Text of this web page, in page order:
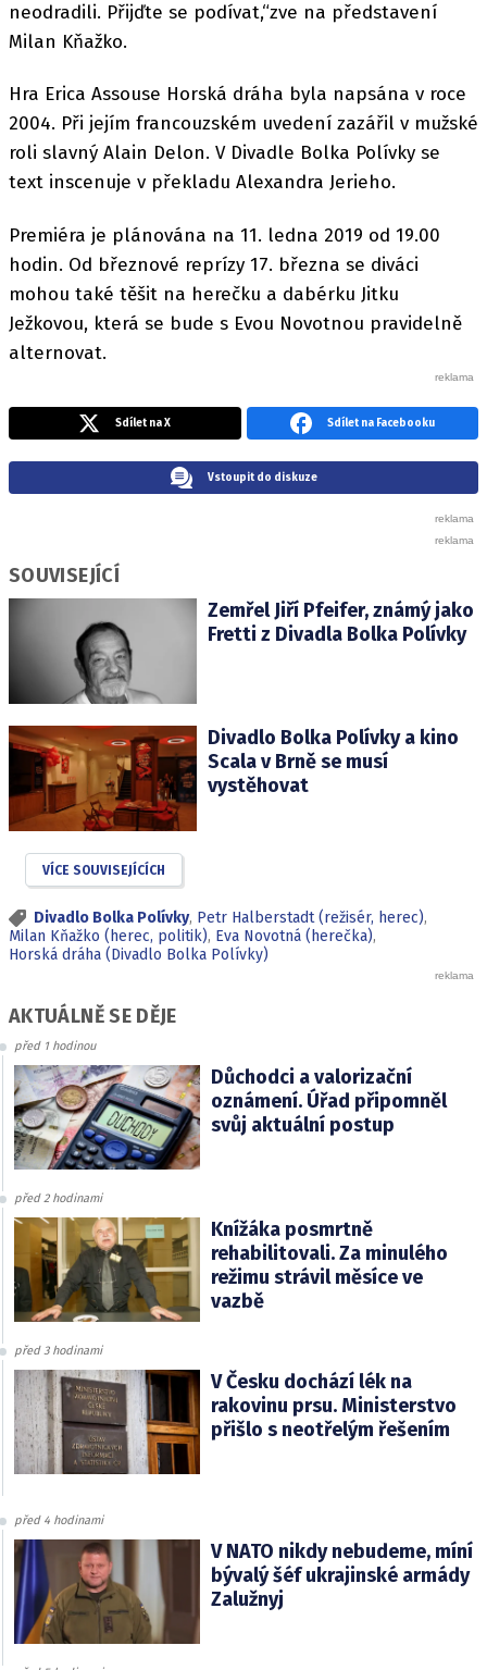
neodradili. Přijďte se podívat,“zve na představení
Milan Kňažko.
Hra Erica Assouse Horská dráha byla napsána v roce
2004. Při jejím francouzském uvedení zazářil v mužské
roli slavný Alain Delon. V Divadle Bolka Polívky se
text inscenuje v překladu Alexandra Jerieho.
Premiéra je plánována na 11. ledna 2019 od 19.00
hodin. Od březnové reprízy 17. března se diváci
mohou také těšit na herečku a dabérku Jitku
Ježkovou, která se bude s Evou Novotnou pravidelně
alternovat.
Sdílet na X Sdílet na Facebooku
Vstoupit do diskuze
SOUVISEJÍCÍ
Zemřel Jiří Pfeifer, známý jako
Fretti z Divadla Bolka Polívky
Divadlo Bolka Polívky a kino
Scala v Brně se musí
vystěhovat
VÍCE SOUVISEJÍCÍCH
Divadlo Bolka Polívky, Petr Halberstadt (režisér, herec),
Milan Kňažko (herec, politik), Eva Novotná (herečka),
Horská dráha (Divadlo Bolka Polívky)
AKTUÁLNĚ SE DĚJE
před 1 hodinou
Důchodci a valorizační
oznámení. Úřad připomněl
svůj aktuální postup
před 2 hodinami
Knížáka posmrtně
rehabilitovali. Za minulého
režimu strávil měsíce ve
vazbě
před 3 hodinami
V Česku dochází lék na
rakovinu prsu. Ministerstvo
přišlo s neotřelým řešením
před 4 hodinami
V NATO nikdy nebudeme, míní
bývalý šéf ukrajinské armády
Zalužnyj